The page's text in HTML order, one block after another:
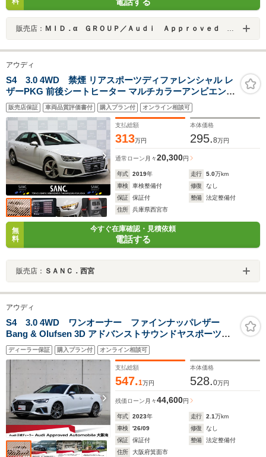
販売店： ＭＩＤ．α ＧＲＯＵＰ／Ａｕｄｉ Ａｐｐｒｏｖｅｄ Ａｕｔｏｍｏｂｉｌｅ さいたま新都心／株式会社ＭＩＤ
アウディ
S4 3.0 4WD 禁煙 リアスポーツディファレンシャル レ
ザーPKG 前後シートヒーター マルチカラーアンビエント
ライト バーチャルCP アシスタンスPKG 360度カメラ マ
トリクスLEDヘッドライト レッドキャリパー
販売店保証 車両品質評価書付 購入プラン付 オンライン相談可
支払総額
313万円
本体価格
295.8万円
通常ローン 月々20,300円
年式 2019年 走行 5.0万km
車検
車検整備付 修復
なし
保証
保証付 整備
法定整備付
住所
兵庫県西宮市
無
料
今すぐ在庫確認・見積依頼
電話する
販売店： ＳＡＮＣ．西宮
アウディ
S4 3.0 4WD ワンオーナー ファインナッパレザー
Bang & Olufsen 3D アドバンストサウンドヤスポーツデ
ィファレンシャル サンルーフ TVチューナー ダイナミ
ックステアリング コンフォートパッケージ
ディーラー保証 購入プラン付 オンライン相談可
支払総額
547.1万円
本体価格
528.0万円
残価ローン 月々44,600円
年式 2023年 走行 2.1万km
車検
'26/09 修復
なし
保証
保証付 整備
法定整備付
住所
大阪府箕面市